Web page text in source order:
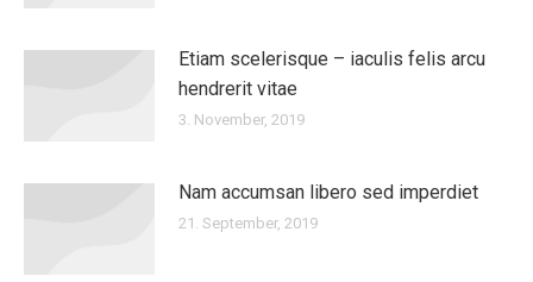
Etiam scelerisque – iaculis felis arcu
hendrerit vitae
3. November, 2019
Nam accumsan libero sed imperdiet
21. September, 2019